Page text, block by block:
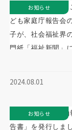
2024.08.01
お知らせ
お知らせ